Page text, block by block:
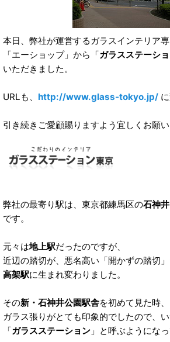
本日、弊社が運営するガラスインテリア
「エーショップ」から「ガラスステーシ
いただきました。
URLも、 http://www.glass-tokyo.jp/
引き続きご愛顧賜りますよう宜しくお願い
弊社の最寄り駅は、東京都練馬区の石神
です。
元々は地上駅だったのですが、
近辺の踏切が、悪名高い「開かずの踏切
高架駅に生まれ変わりました。
その新・石神井公園駅舎を初めて見た時、
ガラス張りがとても印象的でしたので、
「ガラスステーション 」と呼ぶようにな